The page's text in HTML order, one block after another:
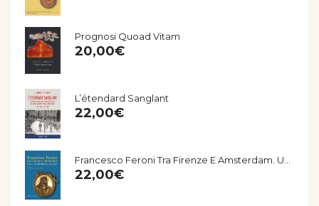
Prognosi Quoad Vitam
20,00€
L’étendard Sanglant
22,00€
22,00€